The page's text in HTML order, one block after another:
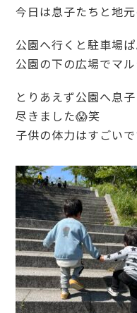
今日は息子たちと地元
公園へ行くと駐車場
公園の下の広場でマ
とりあえず公園へ息
尽きました😱笑
子供の体力はすごい